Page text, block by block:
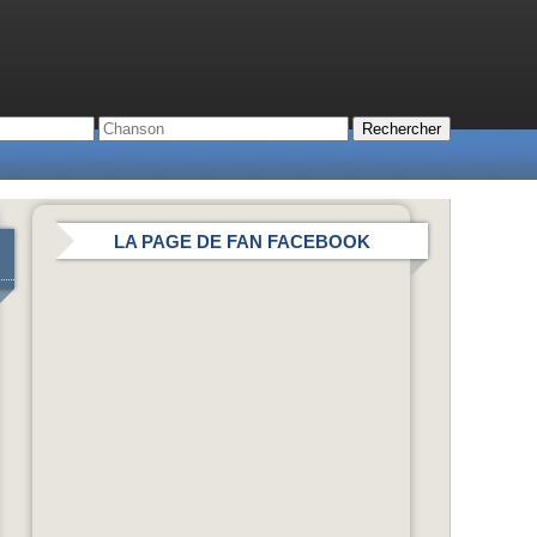
LA PAGE DE FAN FACEBOOK